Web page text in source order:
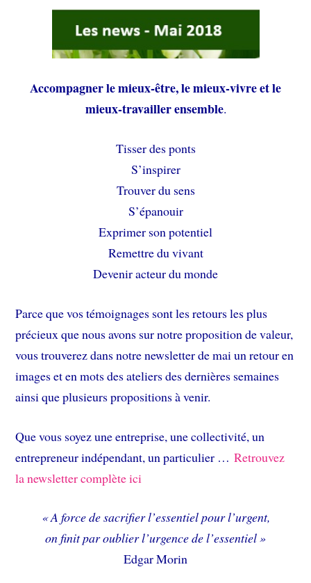
Accompagner le mieux-être, le mieux-vivre et le
mieux-travailler ensemble.
Tisser des ponts
S’inspirer
Trouver du sens
S’épanouir
Exprimer son potentiel
Remettre du vivant
Devenir acteur du monde
Parce que vos témoignages sont les retours les plus
précieux que nous avons sur notre proposition de valeur,
vous trouverez dans notre newsletter de mai un retour en
images et en mots des ateliers des dernières semaines
ainsi que plusieurs propositions à venir.
Que vous soyez une entreprise, une collectivité, un
entrepreneur indépendant, un particulier …Retrouvez
la newsletter complète ici
« A force de sacrifier l’essentiel pour l’urgent,
on finit par oublier l’urgence de l’essentiel »
Edgar Morin